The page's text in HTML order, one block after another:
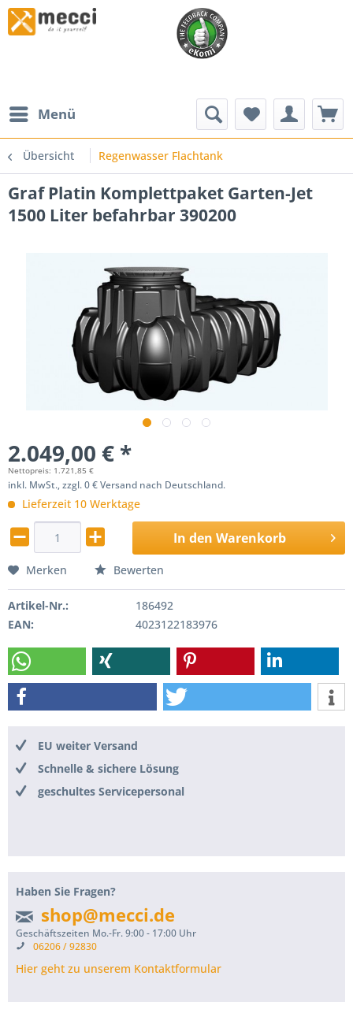
Menü
Übersicht Regenwasser Flachtank
Graf Platin Komplettpaket Garten-Jet
1500 Liter befahrbar 390200
2.049,00 € *
Nettopreis: 1.721,85 €
inkl. MwSt., zzgl. 0 € Versand nach Deutschland.
Lieferzeit 10 Werktage
In den Warenkorb
Merken Bewerten
Artikel-Nr.:
186492
EAN:
4023122183976
EU weiter Versand
Schnelle & sichere Lösung
geschultes Servicepersonal
Haben Sie Fragen?
shop@mecci.de
Geschäftszeiten Mo.-Fr. 9:00 - 17:00 Uhr
06206 / 92830
Hier geht zu unserem Kontaktformular